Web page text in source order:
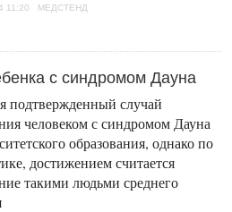
11:20 МЕДСТЕНД
с синдромом Дауна
подтвержденный случай
человеком с синдромом Дауна
образования, однако по
достижением считается
такими людьми среднего